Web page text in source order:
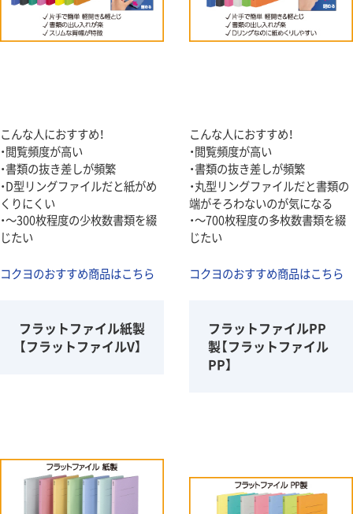
こんな人におすすめ！
・閲覧頻度が高い
・書類の抜き差しが頻繁
・D型リングファイルだと紙がめ
くりにくい
・～300枚程度の少枚数書類を綴
じたい
コクヨのおすすめ商品はこちら
こんな人におすすめ！
・閲覧頻度が高い
・書類の抜き差しが頻繁
・丸型リングファイルだと書類の
端がそろわないのが気になる
・～700枚程度の多枚数書類を綴
じたい
コクヨのおすすめ商品はこちら
フラットファイル紙製
【フラットファイルV】
フラットファイルPP
製【フラットファイル
PP】